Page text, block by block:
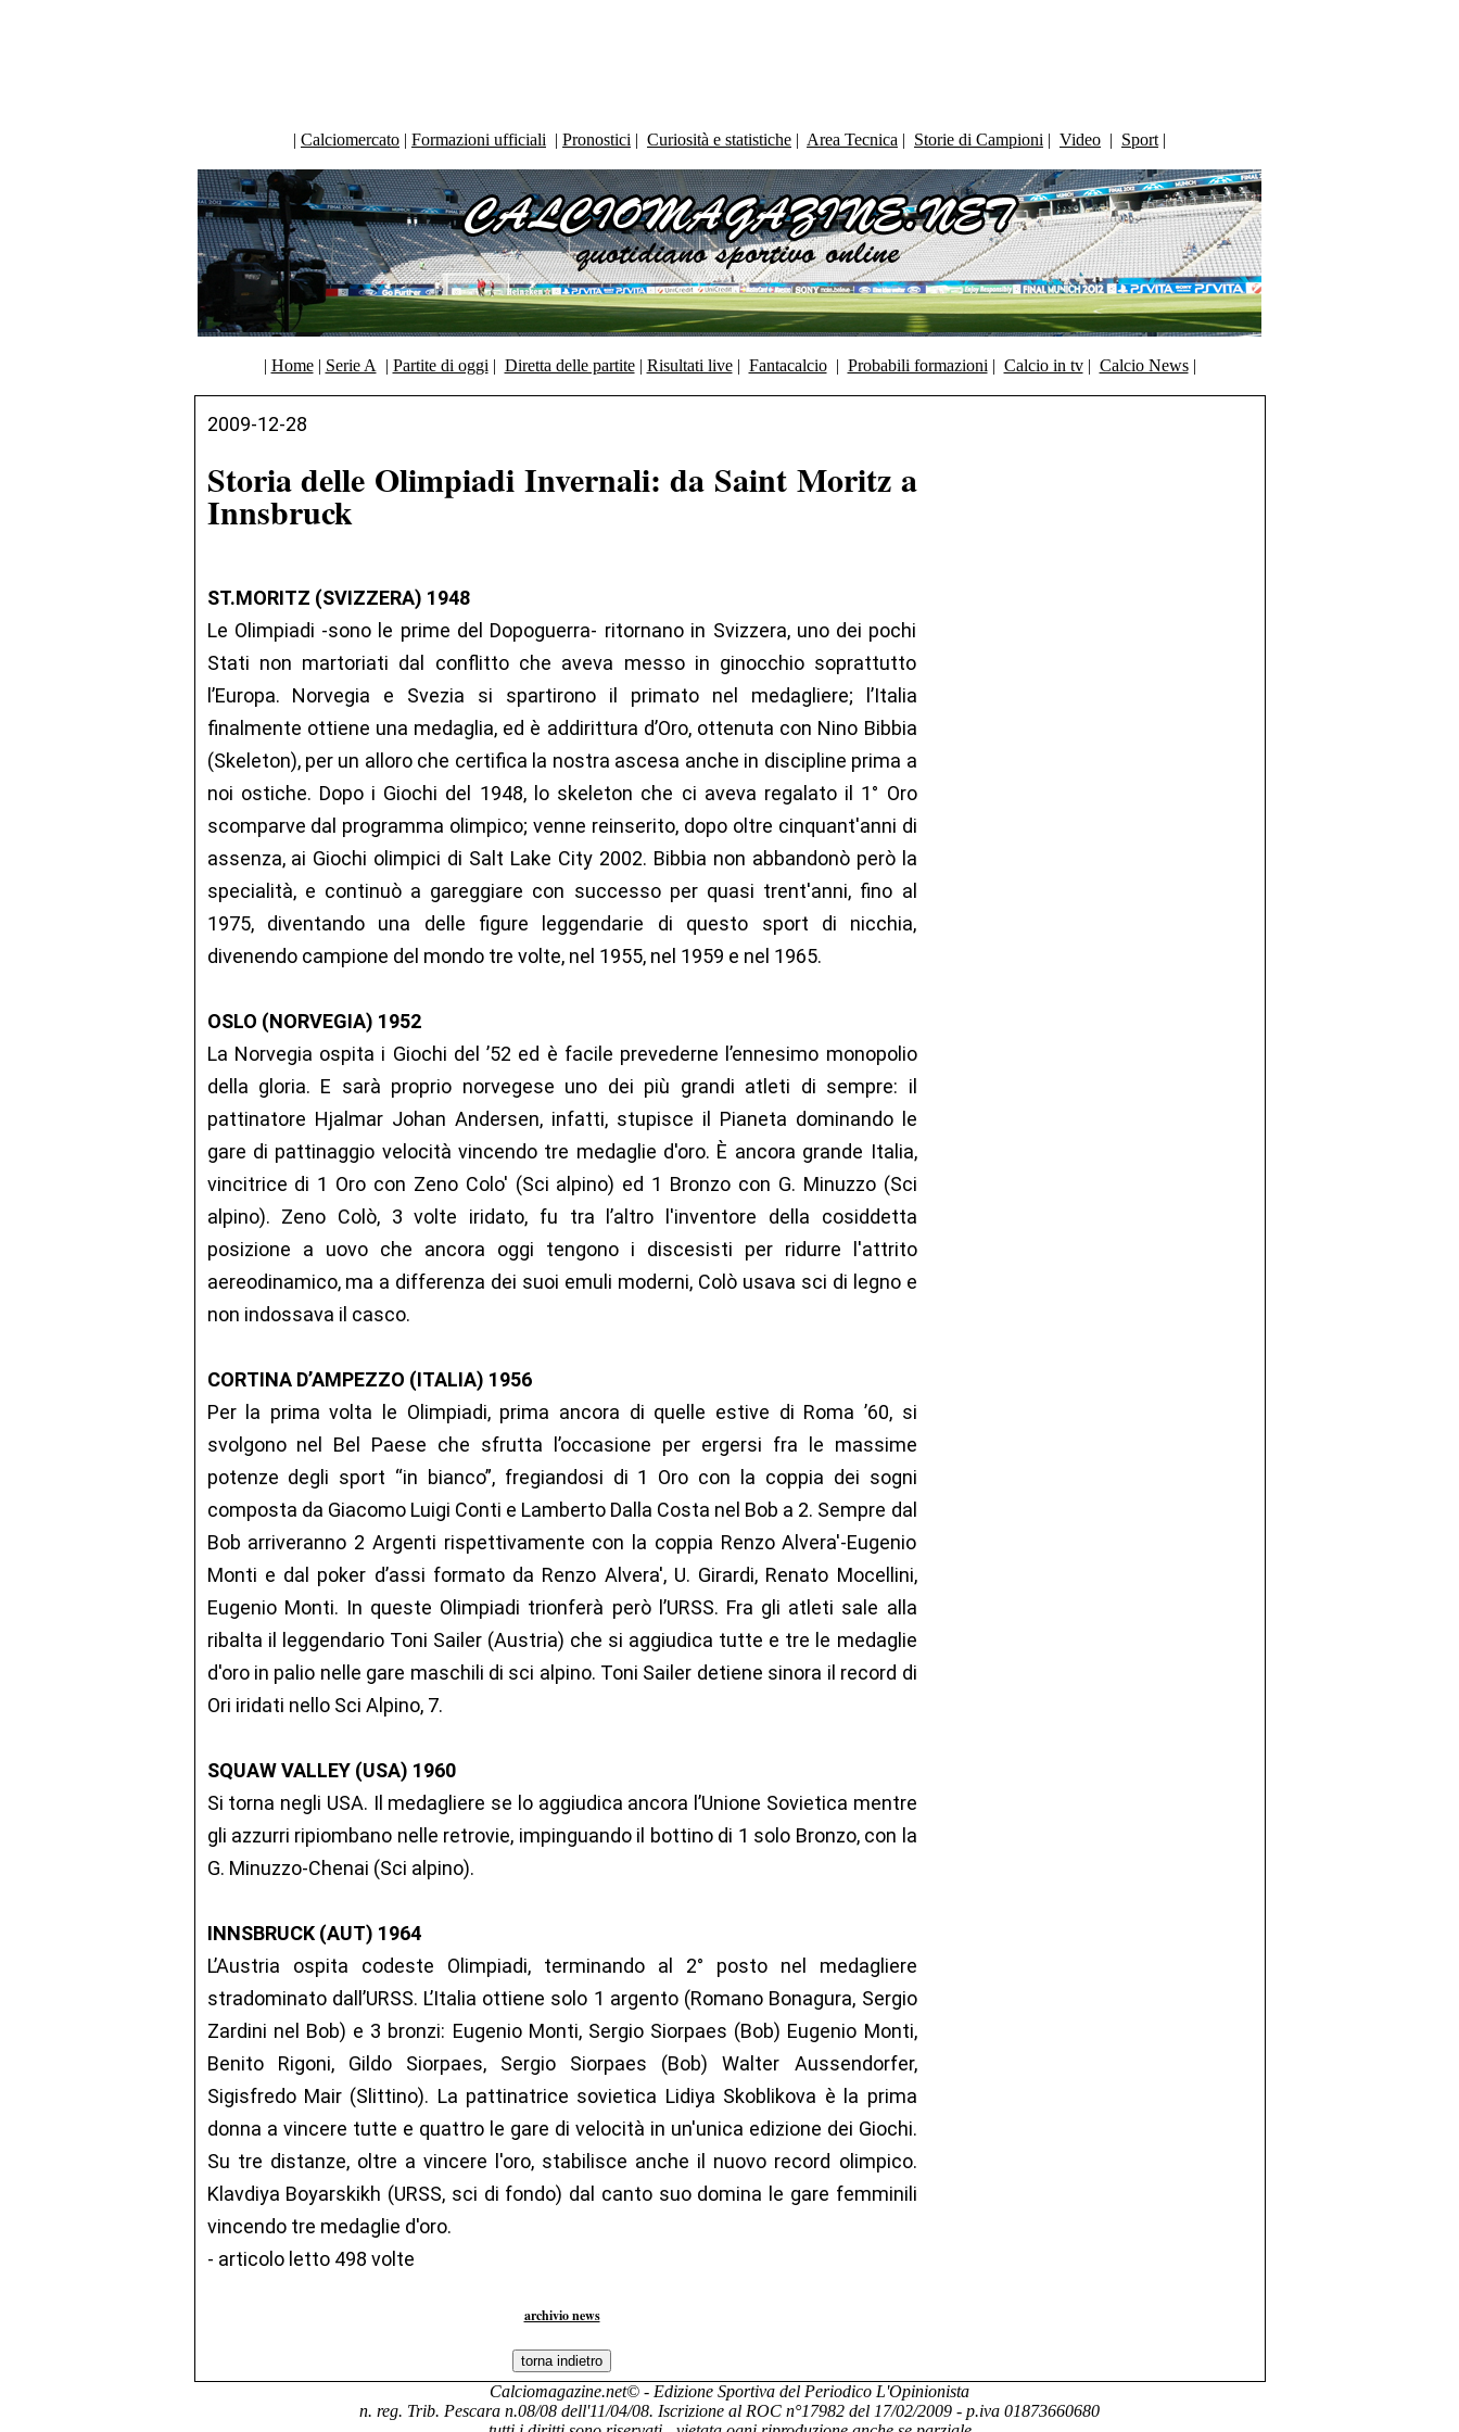
| Calciomercato | Formazioni ufficiali | Pronostici | Curiosità e statistiche | Area Tecnica | Storie di Campioni | Video | Sport |
| Home| Serie A | Partite di oggi | Diretta delle partite| Risultati live| Fantacalcio| Probabili formazioni | Calcio in tv| Calcio News|
2009-12-28
Storia delle Olimpiadi Invernali: da Saint Moritz a
Innsbruck
ST.MORITZ (SVIZZERA) 1948
Le Olimpiadi -sono le prime del Dopoguerra- ritornano in Svizzera, uno dei pochi
Stati non martoriati dal conflitto che aveva messo in ginocchio soprattutto
l’Europa. Norvegia e Svezia si spartirono il primato nel medagliere; l’Italia
finalmente ottiene una medaglia, ed è addirittura d’Oro, ottenuta con Nino Bibbia
(Skeleton), per un alloro che certifica la nostra ascesa anche in discipline prima a
noi ostiche. Dopo i Giochi del 1948, lo skeleton che ci aveva regalato il 1° Oro
scomparve dal programma olimpico; venne reinserito, dopo oltre cinquant'anni di
assenza, ai Giochi olimpici di Salt Lake City 2002. Bibbia non abbandonò però la
specialità, e continuò a gareggiare con successo per quasi trent'anni, fino al
1975, diventando una delle figure leggendarie di questo sport di nicchia,
divenendo campione del mondo tre volte, nel 1955, nel 1959 e nel 1965.
OSLO (NORVEGIA) 1952
La Norvegia ospita i Giochi del ’52 ed è facile prevederne l’ennesimo monopolio
della gloria. E sarà proprio norvegese uno dei più grandi atleti di sempre: il
pattinatore Hjalmar Johan Andersen, infatti, stupisce il Pianeta dominando le
gare di pattinaggio velocità vincendo tre medaglie d'oro. È ancora grande Italia,
vincitrice di 1 Oro con Zeno Colo' (Sci alpino) ed 1 Bronzo con G. Minuzzo (Sci
alpino). Zeno Colò, 3 volte iridato, fu tra l’altro l'inventore della cosiddetta
posizione a uovo che ancora oggi tengono i discesisti per ridurre l'attrito
aereodinamico, ma a differenza dei suoi emuli moderni, Colò usava sci di legno e
non indossava il casco.
CORTINA D’AMPEZZO (ITALIA) 1956
Per la prima volta le Olimpiadi, prima ancora di quelle estive di Roma ’60, si
svolgono nel Bel Paese che sfrutta l’occasione per ergersi fra le massime
potenze degli sport “in bianco”, fregiandosi di 1 Oro con la coppia dei sogni
composta da Giacomo Luigi Conti e Lamberto Dalla Costa nel Bob a 2. Sempre dal
Bob arriveranno 2 Argenti rispettivamente con la coppia Renzo Alvera'-Eugenio
Monti e dal poker d’assi formato da Renzo Alvera', U. Girardi, Renato Mocellini,
Eugenio Monti. In queste Olimpiadi trionferà però l’URSS. Fra gli atleti sale alla
ribalta il leggendario Toni Sailer (Austria) che si aggiudica tutte e tre le medaglie
d'oro in palio nelle gare maschili di sci alpino. Toni Sailer detiene sinora il record di
Ori iridati nello Sci Alpino, 7.
SQUAW VALLEY (USA) 1960
Si torna negli USA. Il medagliere se lo aggiudica ancora l’Unione Sovietica mentre
gli azzurri ripiombano nelle retrovie, impinguando il bottino di 1 solo Bronzo, con la
G. Minuzzo-Chenai (Sci alpino).
INNSBRUCK (AUT) 1964
L’Austria ospita codeste Olimpiadi, terminando al 2° posto nel medagliere
stradominato dall’URSS. L’Italia ottiene solo 1 argento (Romano Bonagura, Sergio
Zardini nel Bob) e 3 bronzi: Eugenio Monti, Sergio Siorpaes (Bob) Eugenio Monti,
Benito Rigoni, Gildo Siorpaes, Sergio Siorpaes (Bob) Walter Aussendorfer,
Sigisfredo Mair (Slittino). La pattinatrice sovietica Lidiya Skoblikova è la prima
donna a vincere tutte e quattro le gare di velocità in un'unica edizione dei Giochi.
Su tre distanze, oltre a vincere l'oro, stabilisce anche il nuovo record olimpico.
Klavdiya Boyarskikh (URSS, sci di fondo) dal canto suo domina le gare femminili
vincendo tre medaglie d'oro.
- articolo letto 498 volte
archivio news
Calciomagazine.net© - Edizione Sportiva del Periodico L'Opinionista
n. reg. Trib. Pescara n.08/08 dell'11/04/08. Iscrizione al ROC n°17982 del 17/02/2009 - p.iva 01873660680